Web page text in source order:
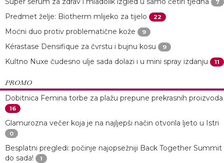
7
Predmet želje: Biotherm mlijeko za tijelo 22
Moćni duo protiv problematične kože 9
Kérastase Densifique za čvrstu i bujnu kosu 9
Kultno Nuxe čudesno ulje sada dolazi i u mini spray izdanju 11
PROMO
Dobitnica Femina torbe za plažu prepune prekrasnih proizvoda
16
Glamurozna večer koja je na najljepši način otvorila ljeto u Istri
0
Besplatni pregledi: počinje najopsežniji Back Together Summit
do sada!
1